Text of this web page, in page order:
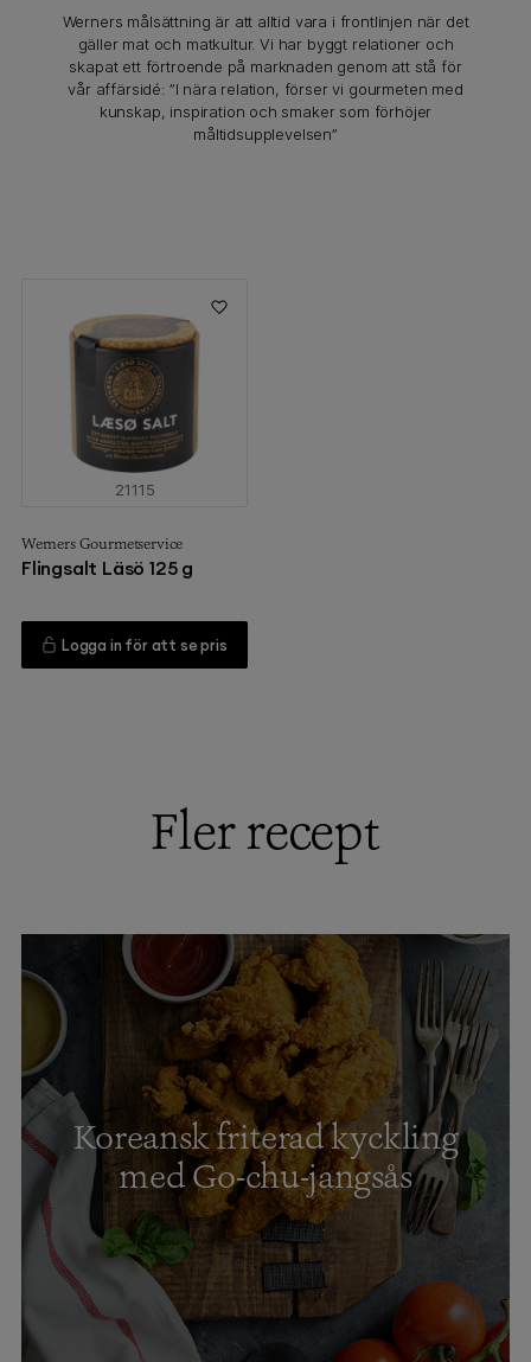
Werners målsättning är att alltid vara i frontlinjen när det
gäller mat och matkultur. Vi har byggt relationer och
skapat ett förtroende på marknaden genom att stå för
vår affärsidé: ”I nära relation, förser vi gourmeten med
kunskap, inspiration och smaker som förhöjer
måltidsupplevelsen”
21115
Werners Gourmetservice
Flingsalt Läsö 125 g
Logga in för att se pris
Fler recept
Koreansk friterad kyckling
med Go-chu-jangsås